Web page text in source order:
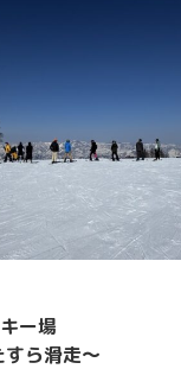
ー場
ら滑走〜